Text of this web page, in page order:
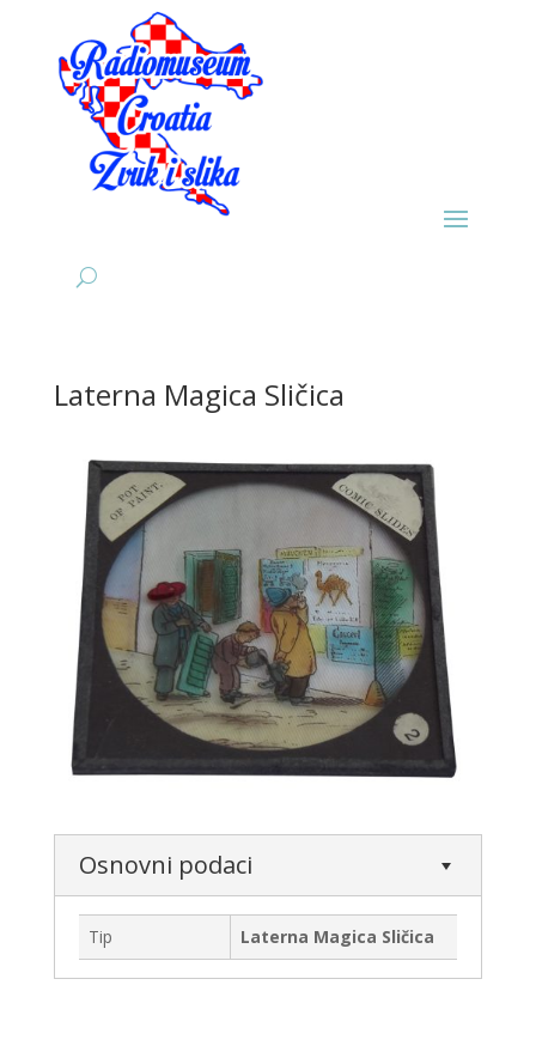
Laterna Magica Sličica
Osnovni podaci
Tip Laterna Magica Sličica